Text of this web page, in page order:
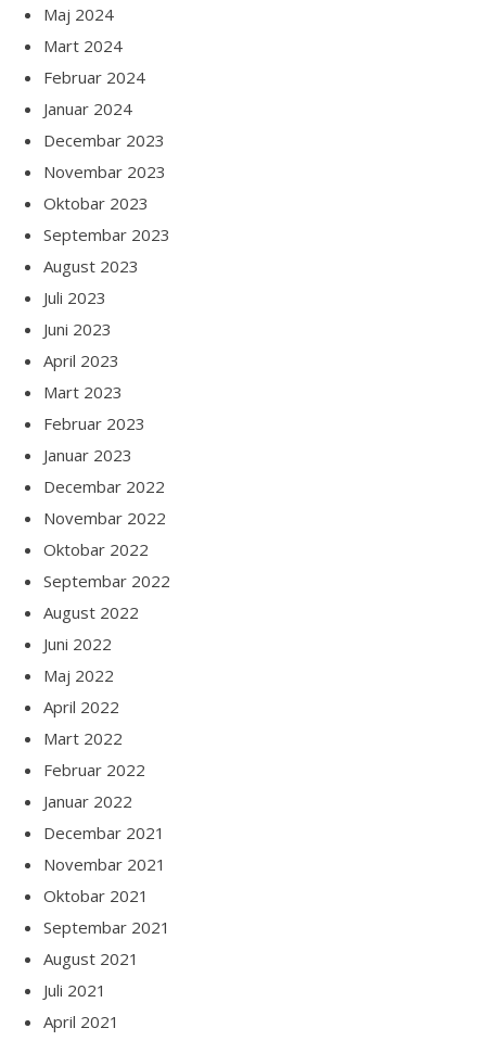
Maj 2024
Mart 2024
Februar 2024
Januar 2024
Decembar 2023
Novembar 2023
Oktobar 2023
Septembar 2023
August 2023
Juli 2023
Juni 2023
April 2023
Mart 2023
Februar 2023
Januar 2023
Decembar 2022
Novembar 2022
Oktobar 2022
Septembar 2022
August 2022
Juni 2022
Maj 2022
April 2022
Mart 2022
Februar 2022
Januar 2022
Decembar 2021
Novembar 2021
Oktobar 2021
Septembar 2021
August 2021
Juli 2021
April 2021